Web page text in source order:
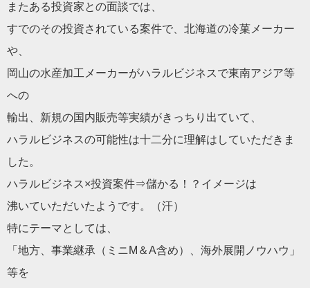
またある投資家との面談では、
すでのその投資されている案件で、北海道の冷菓メーカー
や、
岡山の水産加工メーカーがハラルビジネスで東南アジア等
への
輸出、新規の国内販売等実績がきっちり出ていて、
ハラルビジネスの可能性は十二分に理解はしていただきま
した。
ハラルビジネス×投資案件⇒儲かる！？イメージは
沸いていただいたようです。（汗）
特にテーマとしては、
「地方、事業継承（ミニM＆A含め）、海外展開ノウハウ」
等を